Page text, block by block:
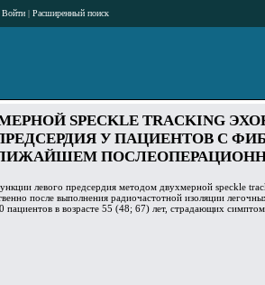
Войти | Расширенный поиск
SPECKLE TRACKING
У ПАЦИЕНТОВ С
левого предсердия методом двухмерной speckle
после выполнения радиочастотной изоляции
пациентов в возрасте 55 (48; 67) лет, страдающих